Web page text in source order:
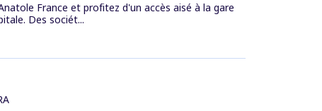
France et profitez d'un accès aisé à la gare
Des sociét...